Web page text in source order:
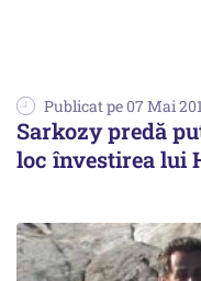
Publicat pe 07 Mai
Sarkozy predă
loc învestirea lui